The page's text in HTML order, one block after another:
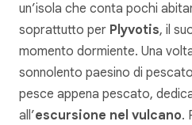
un’isola che conta pochi
soprattutto per Plyvotis, il
momento dormiente. Una
sonnolento paesino di
pesce appena pescato,
all’escursione nel vulcano.